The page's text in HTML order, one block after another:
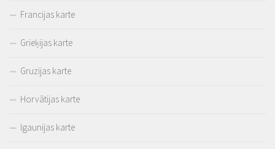
Francijas karte
Grieķijas karte
Gruzijas karte
Horvātijas karte
Igaunijas karte